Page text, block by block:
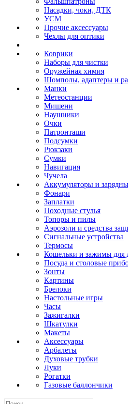
Насадки, чоки, ДТК
УСМ
Прочие аксессуары
Чехлы для оптики
Коврики
Наборы для чистки
Оружейная химия
Шомполы, адаптеры и
Манки
Метеостанции
Мишени
Наушники
Очки
Патронташи
Подсумки
Рюкзаки
Сумки
Навигация
Чучела
Аккумуляторы и
Фонари
Заплатки
Походные стулья
Топоры и пилы
Аэрозоли и средства
Сигнальные устройства
Термосы
Кошельки и зажимы для
Посуда и столовые
Зонты
Картины
Брелоки
Настольные игры
Часы
Зажигалки
Шкатулки
Макеты
Аксессуары
Арбалеты
Духовые трубки
Луки
Рогатки
Газовые баллончики